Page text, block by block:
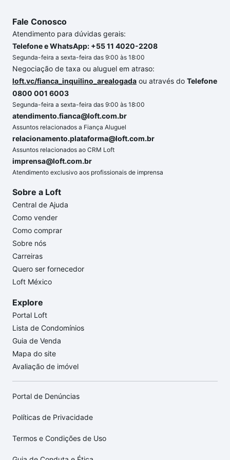
Fale Conosco
Atendimento para dúvidas gerais:
Telefone e WhatsApp: +55 11 4020-2208
Segunda-feira a sexta-feira das 9:00 às 18:00
Negociação de taxa ou aluguel em atraso:
loft.vc/fianca_inquilino_arealogada ou através do Telefone
0800 001 6003
Segunda-feira a sexta-feira das 9:00 às 18:00
atendimento.fianca@loft.com.br
Assuntos relacionados a Fiança Aluguel
relacionamento.plataforma@loft.com.br
Assuntos relacionados ao CRM Loft
imprensa@loft.com.br
Atendimento exclusivo aos profissionais de imprensa
Sobre a Loft
Central de Ajuda
Como vender
Como comprar
Sobre nós
Carreiras
Quero ser fornecedor
Loft México
Explore
Portal Loft
Lista de Condomínios
Guia de Venda
Mapa do site
Avaliação de imóvel
Portal de Denúncias
Políticas de Privacidade
Termos e Condições de Uso